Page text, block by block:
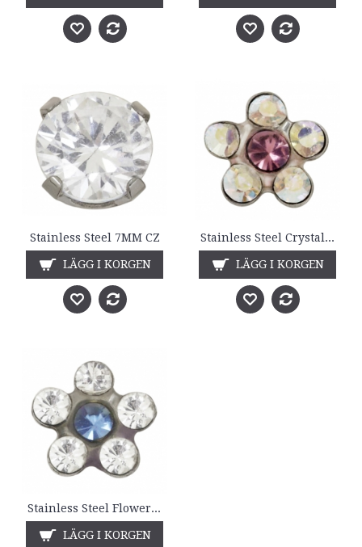
Stainless Steel 7MM CZ
LÄGG I KORGEN
Stainless Steel Crystal w / Rose Flower
LÄGG I KORGEN
Stainless Steel Flower Crystal with Sapphire
LÄGG I KORGEN